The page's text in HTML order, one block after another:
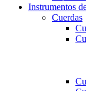
Instrumentos
Cuerdas